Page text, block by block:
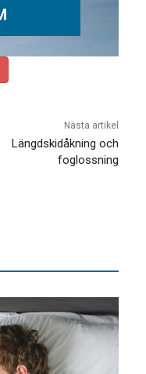
Nästa artikel
Längdskidåkning och
foglossning